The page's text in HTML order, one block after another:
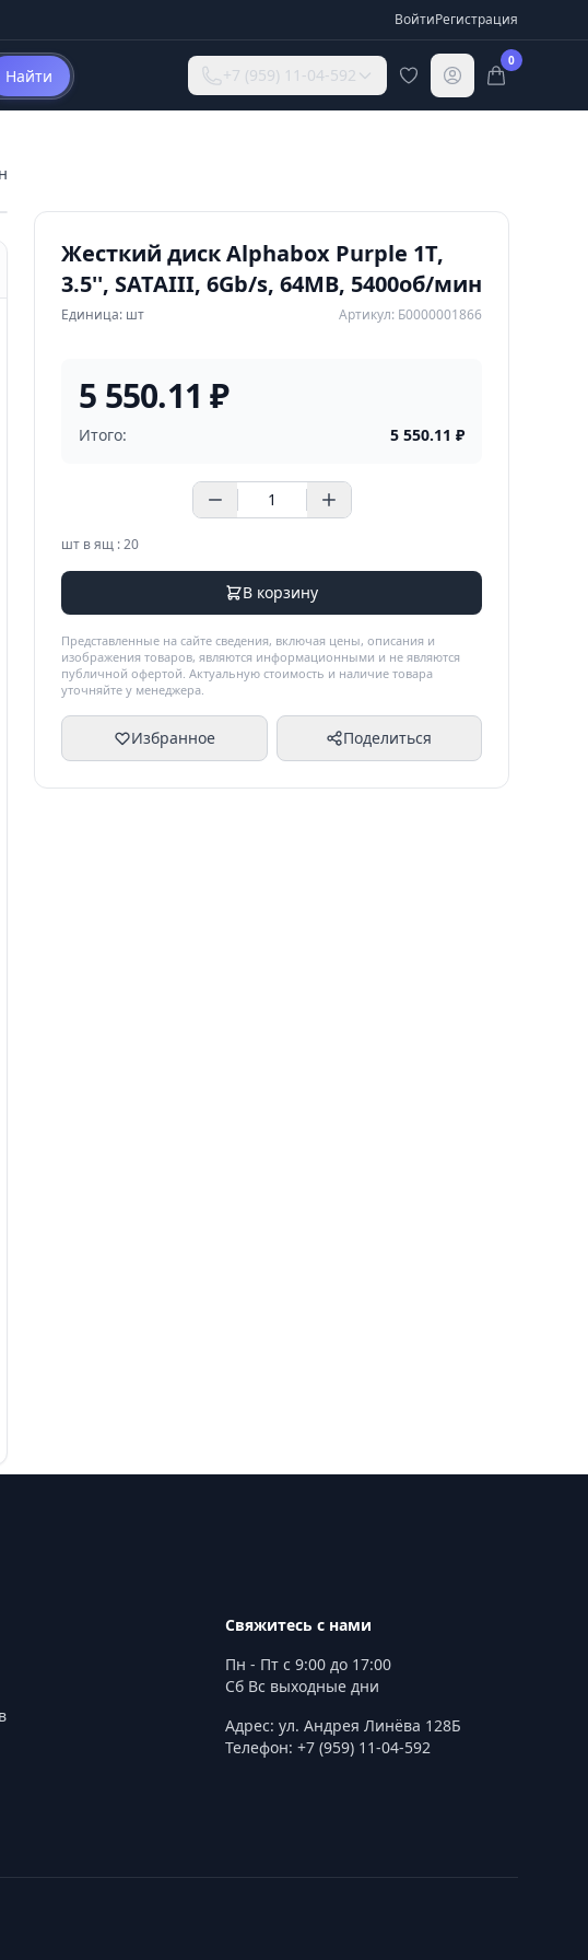
ВойтиРегистрация
Найти +7 (959) 11-04-592
0
Жесткий диск Alphabox Purple 1T,
3.5'', SATAIII, 6Gb/s, 64MB, 5400об/мин
Единица: шт Артикул: Б0000001866
5 550.11 ₽
Итого: 5 550.11 ₽
шт в ящ : 20
В корзину
Представленные на сайте сведения, включая цены, описания и
изображения товаров, являются информационными и не являются
публичной офертой. Актуальную стоимость и наличие товара
уточняйте у менеджера.
Избранное Поделиться
Свяжитесь с нами
Пн - Пт с 9:00 до 17:00
Сб Вс выходные дни
Адрес: ул. Андрея Линёва 128Б
Телефон: +7 (959) 11-04-592